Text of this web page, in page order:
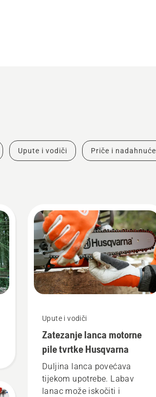
Upute i vodiči Priče i nadahnuće
Upute i vodiči
Zatezanje lanca motorne
pile tvrtke Husqvarna
Duljina lanca povećava
tijekom upotrebe. Labav
lanac može iskočiti i